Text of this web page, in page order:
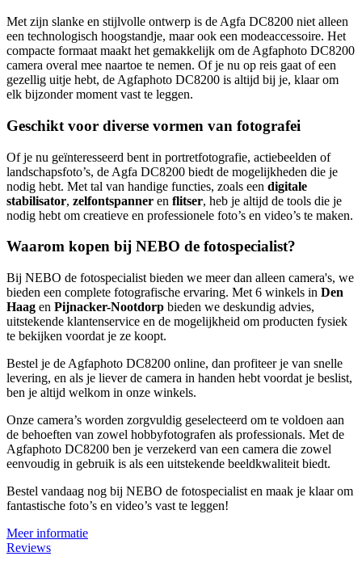
Met zijn slanke en stijlvolle ontwerp is de Agfa DC8200 niet alleen
een technologisch hoogstandje, maar ook een modeaccessoire. Het
compacte formaat maakt het gemakkelijk om de Agfaphoto DC8200
camera overal mee naartoe te nemen. Of je nu op reis gaat of een
gezellig uitje hebt, de Agfaphoto DC8200 is altijd bij je, klaar om
elk bijzonder moment vast te leggen.
Geschikt voor diverse vormen van fotografei
Of je nu geïnteresseerd bent in portretfotografie, actiebeelden of
landschapsfoto’s, de Agfa DC8200 biedt de mogelijkheden die je
nodig hebt. Met tal van handige functies, zoals een digitale
stabilisator, zelfontspanner en flitser, heb je altijd de tools die je
nodig hebt om creatieve en professionele foto’s en video’s te maken.
Waarom kopen bij NEBO de fotospecialist?
Bij NEBO de fotospecialist bieden we meer dan alleen camera's, we
bieden een complete fotografische ervaring. Met 6 winkels in Den
Haag en Pijnacker-Nootdorp bieden we deskundig advies,
uitstekende klantenservice en de mogelijkheid om producten fysiek
te bekijken voordat je ze koopt.
Bestel je de Agfaphoto DC8200 online, dan profiteer je van snelle
levering, en als je liever de camera in handen hebt voordat je beslist,
ben je altijd welkom in onze winkels.
Onze camera’s worden zorgvuldig geselecteerd om te voldoen aan
de behoeften van zowel hobbyfotografen als professionals. Met de
Agfaphoto DC8200 ben je verzekerd van een camera die zowel
eenvoudig in gebruik is als een uitstekende beeldkwaliteit biedt.
Bestel vandaag nog bij NEBO de fotospecialist en maak je klaar om
fantastische foto’s en video’s vast te leggen!
Meer informatie
Reviews